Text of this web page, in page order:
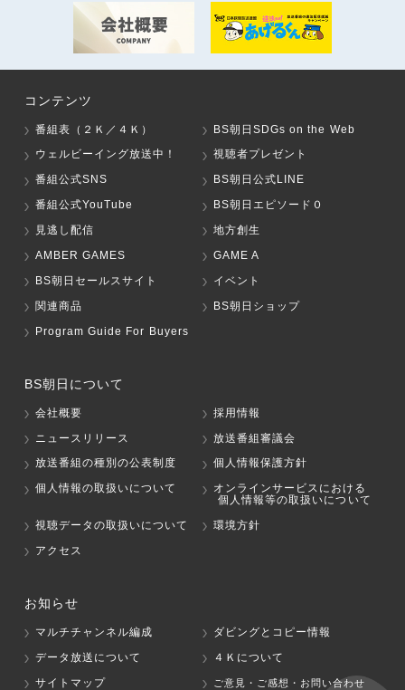
コンテンツ
番組表（２Ｋ／４Ｋ）
BS朝日SDGs on the Web
ウェルビーイング放送中！
視聴者プレゼント
番組公式SNS
BS朝日公式LINE
番組公式YouTube
BS朝日エピソード０
見逃し配信
地方創生
AMBER GAMES
GAME A
BS朝日セールスサイト
イベント
関連商品
BS朝日ショップ
Program Guide For Buyers
BS朝日について
会社概要
採用情報
ニュースリリース
放送番組審議会
放送番組の種別の公表制度
個人情報保護方針
個人情報の取扱いについて
オンラインサービスにおける
個人情報等の取扱いについて
視聴データの取扱いについて
環境方針
アクセス
お知らせ
マルチチャンネル編成
ダビングとコピー情報
データ放送について
４Ｋについて
サイトマップ
ご意見・ご感想・お問い合わせ